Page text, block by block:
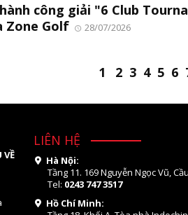
công giải "6 Club
Zone Golf
28/07/2026
1 2 3 4 5 6
VỀ
LIÊN HỆ
Hà Nội:
Tầng 11. 169 Nguyễn Ngọc Vũ,
Tel: 0243 747 3517
Hồ Chí Minh: